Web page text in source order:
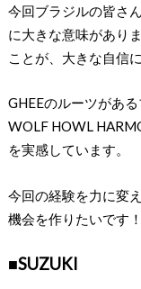
今回ブラジルの皆さ
に⼤きな意味があり
ことが、⼤きな⾃信
GHEEのルーツがあ
WOLF HOWL
を実感しています。
今回の経験を⼒に変
機会を作りたいです！
■SUZUKI